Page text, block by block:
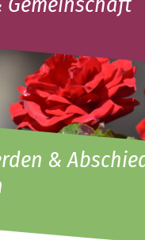
&